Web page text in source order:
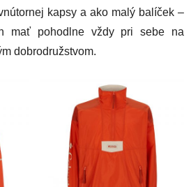
kapsy a ako malý balíček –
mať pohodlne vždy pri sebe na
dobrodružstvom.